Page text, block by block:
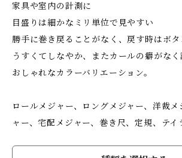
家具や室内の計測に
目盛りは細かなミリ単位で見やすい
勝手に巻き戻ることがなく、戻す時はボタ
うすくてしなやか、またカールの癖がなく
おしゃれなカラーバリエーション。
ロールメジャー、ロングメジャー、洋裁
ャー、宅配メジャー、巻き尺、定規、テイ